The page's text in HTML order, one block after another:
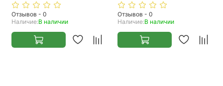
Отзывов - 0
Наличие:В наличии
Отзывов - 0
Наличие:В наличии